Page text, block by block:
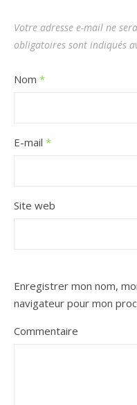
Votre adresse e-mail ne
obligatoires sont indiqués
Nom *
E-mail *
Site web
Enregistrer mon nom,
navigateur pour mon
Commentaire